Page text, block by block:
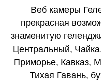
Веб камеры
прекрасная
знаменитую
Центральный,
Приморье, Кавказ,
Тихая Гавань,